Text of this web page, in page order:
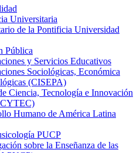
Universitaria
de la Pontificia Universidad
Pública
y Servicios Educativos
Sociológicas, Económica
(CISEPA)
Ciencia, Tecnología e Innovación
Humano de América Latina
PUCP
sobre la Enseñanza de las